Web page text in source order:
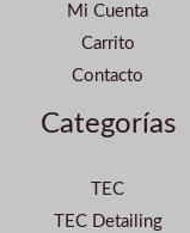
Mi Cuenta
Carrito
Contacto
Categorías
TEC
TEC Detailing